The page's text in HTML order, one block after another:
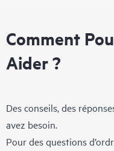
Comment
Aider ?
Des conseils, des
avez besoin.
Pour des questions